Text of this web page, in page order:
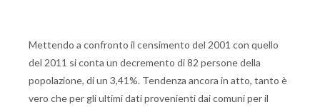
Mettendo a confronto il censimento del 2001 con quello
del 2011 si conta un decremento di 82 persone della
popolazione, di un 3,41%. Tendenza ancora in atto, tanto è
vero che per gli ultimi dati provenienti dai comuni per il